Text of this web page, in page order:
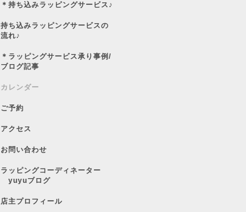
＊持ち込みラッピングサービス♪
持ち込みラッピングサービスの
流れ♪
＊ラッピングサービス承り事例/
ブログ記事
カレンダー
ご予約
アクセス
お問い合わせ
ラッピングコーディネーター
yuyuブログ
店主プロフィール